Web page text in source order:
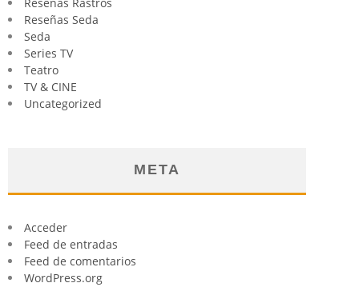
Reseñas Rastros
Reseñas Seda
Seda
Series TV
Teatro
TV & CINE
Uncategorized
META
Acceder
Feed de entradas
Feed de comentarios
WordPress.org